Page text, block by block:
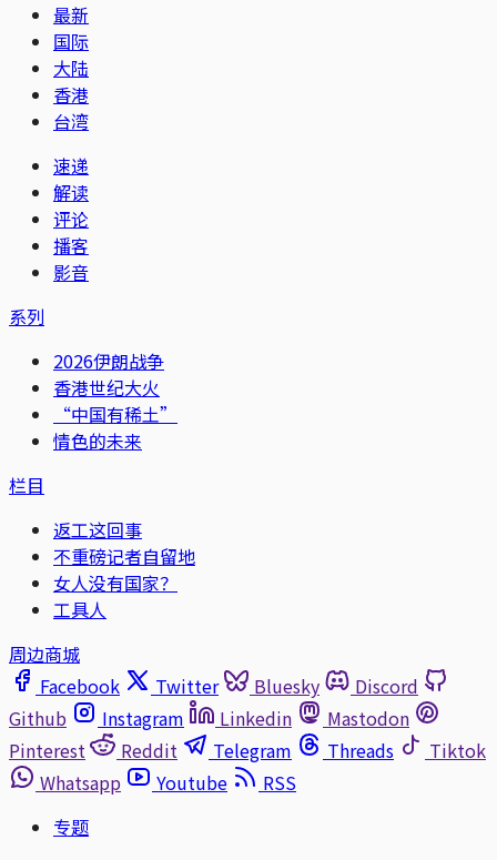
最新
国际
大陆
香港
台湾
速递
解读
评论
播客
影音
系列
2026伊朗战争
香港世纪大火
“中国有稀土”
情色的未来
栏目
返工这回事
不重磅记者自留地
女人没有国家？
工具人
周边商城
Facebook
Twitter Bluesky
Discord
Github
Instagram Linkedin
Mastodon
Pinterest
Reddit Telegram Threads
Tiktok
Whatsapp
Youtube
RSS
专题